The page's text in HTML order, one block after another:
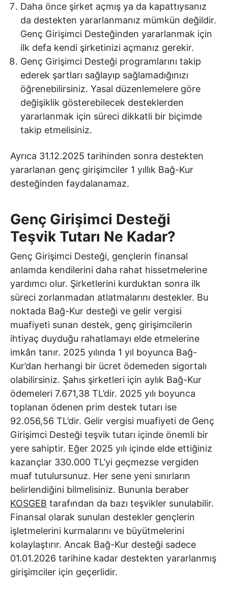
Daha önce şirket açmış ya da kapattıysanız
da destekten yararlanmanız mümkün değildir.
Genç Girişimci Desteğinden yararlanmak için
ilk defa kendi şirketinizi açmanız gerekir.
Genç Girişimci Desteği programlarını takip
ederek şartları sağlayıp sağlamadığınızı
öğrenebilirsiniz. Yasal düzenlemelere göre
değişiklik gösterebilecek desteklerden
yararlanmak için süreci dikkatli bir biçimde
takip etmelisiniz.
Ayrıca 31.12.2025 tarihinden sonra destekten
yararlanan genç girişimciler 1 yıllık Bağ-Kur
desteğinden faydalanamaz.
Genç Girişimci Desteği
Teşvik Tutarı Ne Kadar?
Genç Girişimci Desteği, gençlerin finansal
anlamda kendilerini daha rahat hissetmelerine
yardımcı olur. Şirketlerini kurduktan sonra ilk
süreci zorlanmadan atlatmalarını destekler. Bu
noktada Bağ-Kur desteği ve gelir vergisi
muafiyeti sunan destek, genç girişimcilerin
ihtiyaç duyduğu rahatlamayı elde etmelerine
imkân tanır. 2025 yılında 1 yıl boyunca Bağ-
Kur’dan herhangi bir ücret ödemeden sigortalı
olabilirsiniz. Şahıs şirketleri için aylık Bağ-Kur
ödemeleri 7.671,38 TL’dir. 2025 yılı boyunca
toplanan ödenen prim destek tutarı ise
92.056,56 TL’dir. Gelir vergisi muafiyeti de Genç
Girişimci Desteği teşvik tutarı içinde önemli bir
yere sahiptir. Eğer 2025 yılı içinde elde ettiğiniz
kazançlar 330.000 TL’yi geçmezse vergiden
muaf tutulursunuz. Her sene yeni sınırların
belirlendiğini bilmelisiniz. Bununla beraber
KOSGEB tarafından da bazı teşvikler sunulabilir.
Finansal olarak sunulan destekler gençlerin
işletmelerini kurmalarını ve büyütmelerini
kolaylaştırır. Ancak Bağ-Kur desteği sadece
01.01.2026 tarihine kadar destekten yararlanmış
girişimciler için geçerlidir.